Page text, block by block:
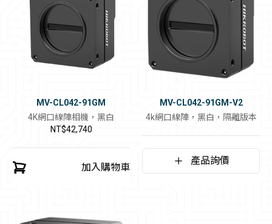
MV-CL042-91GM
4K網口線陣相機，黑白
NT$42,740
加入購物車
MV-CL042-91GM-V2
4k網口線陣，黑白，隔離版本
產品詢價